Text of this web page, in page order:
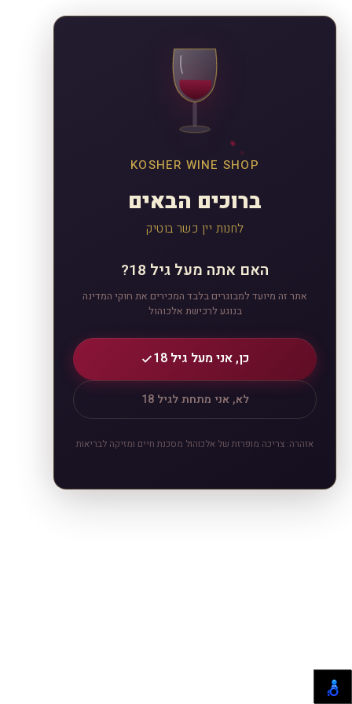
KOSHER WINE SHOP
ברוכים הבאים
לחנות יין כשר בוטיק
האם אתה מעל גיל 18?
אתר זה מיועד למבוגרים בלבד המכירים את חוקי המדינה
בנוגע לרכישת אלכוהול
כן, אני מעל גיל 18
לא, אני מתחת לגיל 18
אזהרה: צריכה מופרזת של אלכוהול מסכנת חיים ומזיקה לבריאות